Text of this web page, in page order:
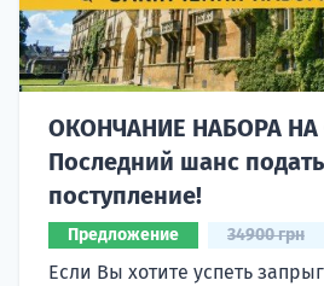
ОКОНЧАНИЕ НАБОРА НА
Последний шанс
поступление!
Предложение 34900 грн
Если Вы хотите успеть